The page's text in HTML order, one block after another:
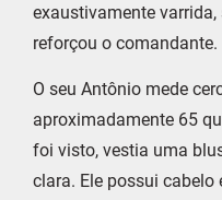
exaustivamente varrida,
reforçou o comandante.
O seu Antônio mede
aproximadamente 65
foi visto, vestia uma
clara. Ele possui cabelo